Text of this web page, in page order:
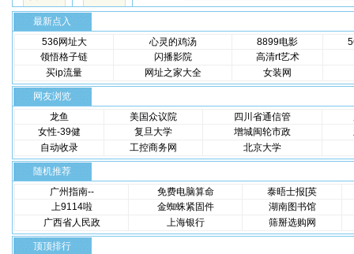
最新点入
536网址大
心灵的鸡汤 8899电影
领悟格子链
闪播影院
高清rt艺术
买ip流量
网址之家大全 女装网
网友浏览
龙鱼
美国众议院 四川省通信管
女性-39健
复旦大学 增城闽轮市政
自动收录
工控商务网 北京大学
随机推荐
广州指南--
免费电脑算命
泰晤士报[英
上9114啦
金蜘蛛紧固件
湖南图书馆
广西省人民政
上海银行 筛掰选购网
顶顶排行